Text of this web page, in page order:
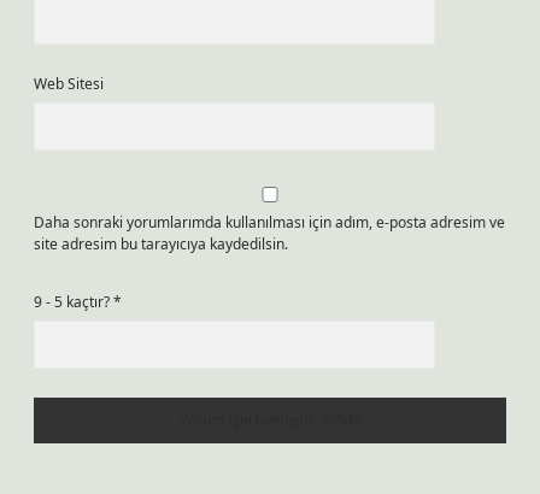
Web Sitesi
Daha sonraki yorumlarımda kullanılması için adım, e-posta adresim ve
site adresim bu tarayıcıya kaydedilsin.
9 - 5 kaçtır?*